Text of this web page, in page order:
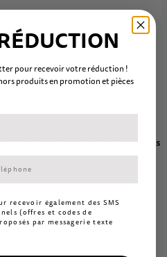
éprouvent quelques
il faut beaucoup de force dans les
pour recevoir votre réduction !
produits en promotion et pièces
recevoir également des SMS
(offres et codes de
par messagerie texte